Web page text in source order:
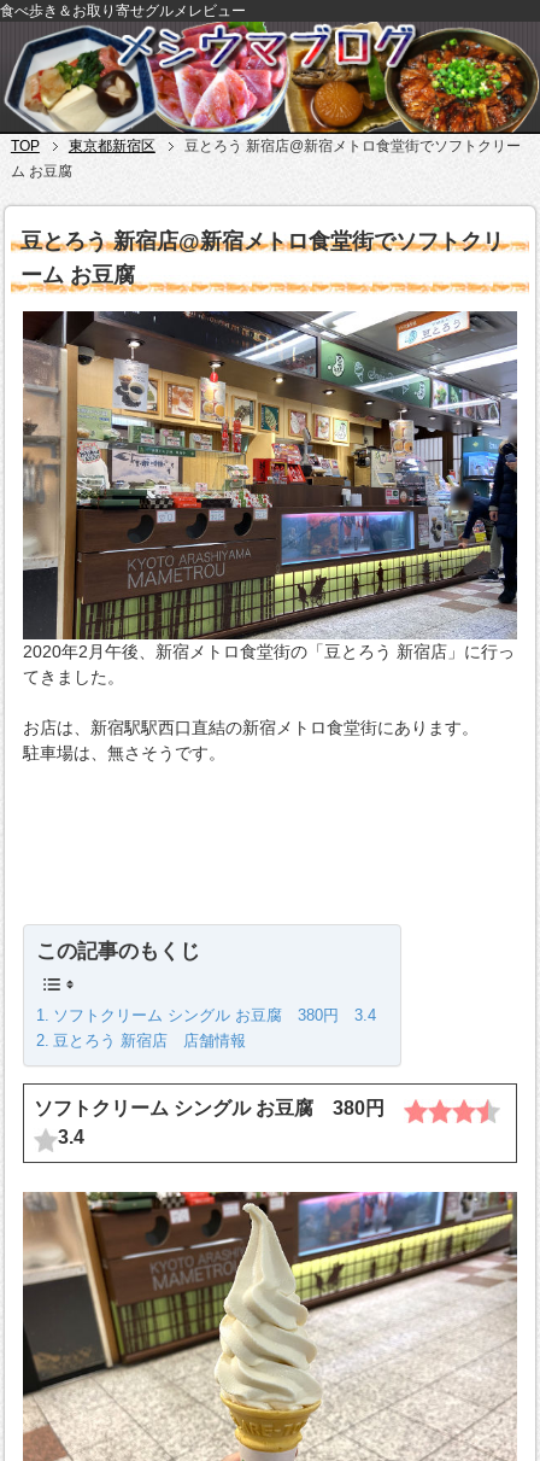
食べ歩き＆お取り寄せグルメレビュー
TOP 東京都新宿区
豆とろう 新宿店@新宿メトロ食堂街でソフトクリー
ム お豆腐
豆とろう 新宿店@新宿メトロ食堂街でソフトクリ
ーム お豆腐
2020年2月午後、新宿メトロ食堂街の「豆とろう 新宿店」に行っ
てきました。
お店は、新宿駅駅西口直結の新宿メトロ食堂街にあります。
駐車場は、無さそうです。
この記事のもくじ
ソフトクリーム シングル お豆腐 380円 3.4
豆とろう 新宿店 店舗情報
ソフトクリーム シングル お豆腐 380円
3.4